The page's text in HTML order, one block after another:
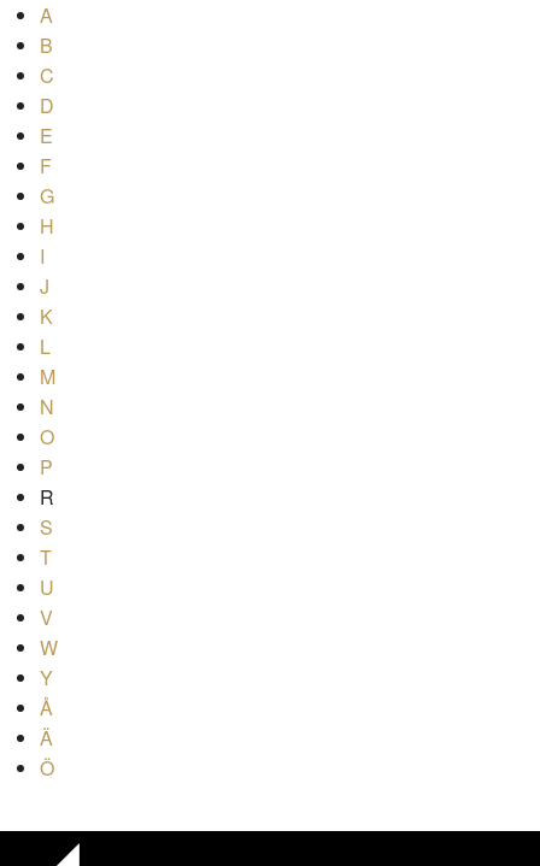
A
B
C
D
E
F
G
H
I
J
K
L
M
N
O
P
R
S
T
U
V
W
Y
Å
Ä
Ö